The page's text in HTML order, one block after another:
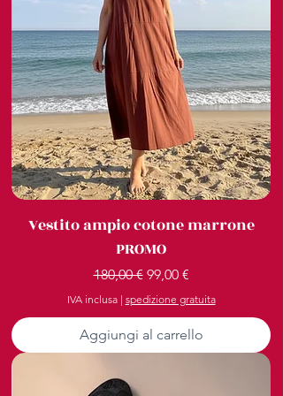
Vestito ampio cotone marrone
PROMO
Prezzo regolare
180,00 € Prezzo scontato
99,00 €
IVA inclusa| spedizione gratuita
Aggiungi al carrello